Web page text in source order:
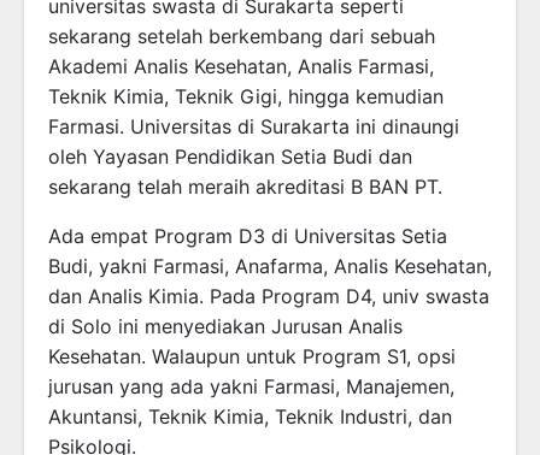
universitas swasta di Surakarta seperti
sekarang setelah berkembang dari sebuah
Akademi Analis Kesehatan, Analis Farmasi,
Teknik Kimia, Teknik Gigi, hingga kemudian
Farmasi. Universitas di Surakarta ini dinaungi
oleh Yayasan Pendidikan Setia Budi dan
sekarang telah meraih akreditasi B BAN PT.
Ada empat Program D3 di Universitas Setia
Budi, yakni Farmasi, Anafarma, Analis Kesehatan,
dan Analis Kimia. Pada Program D4, univ swasta
di Solo ini menyediakan Jurusan Analis
Kesehatan. Walaupun untuk Program S1, opsi
jurusan yang ada yakni Farmasi, Manajemen,
Akuntansi, Teknik Kimia, Teknik Industri, dan
Psikologi.